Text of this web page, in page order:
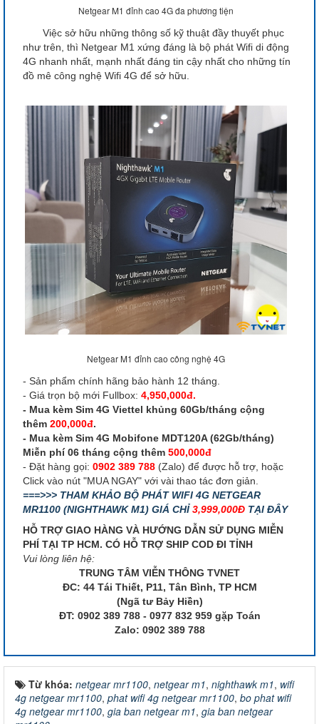
Netgear M1 đỉnh cao 4G đa phương tiện
Việc sở hữu những thông số kỹ thuật đầy thuyết phục
như trên, thì Netgear M1 xứng đáng là bộ phát Wifi di động
4G nhanh nhất, mạnh nhất đáng tin cậy nhất cho những tín
đồ mê công nghệ Wifi 4G để sở hữu.
Netgear M1 đỉnh cao công nghệ 4G
- Sản phẩm chính hãng bảo hành 12 tháng.
- Giá trọn bộ mới Fullbox: 4,950,000đ.
- Mua kèm Sim 4G Viettel khủng 60Gb/tháng cộng
thêm 200,000đ.
- Mua kèm Sim 4G Mobifone MDT120A (62Gb/tháng)
Miễn phí 06 tháng cộng thêm 500,000đ
- Đặt hàng gọi: 0902 389 788 (Zalo) để được hỗ trợ, hoặc
Click vào nút "MUA NGAY" với vài thao tác đơn giản.
===>>> THAM KHẢO BỘ PHÁT WIFI 4G NETGEAR
MR1100 (NIGHTHAWK M1) GIÁ CHỈ3,999,000Đ TẠI ĐÂY
HỖ TRỢ GIAO HÀNG VÀ HƯỚNG DẪN SỬ DỤNG MIỄN
PHÍ TẠI TP HCM. CÓ HỖ TRỢ SHIP COD ĐI TỈNH
Vui lòng liên hệ:
TRUNG TÂM VIỄN THÔNG TVNET
ĐC: 44 Tái Thiết, P11, Tân Bình, TP HCM
(Ngã tư Bảy Hiền)
ĐT: 0902 389 788 - 0977 832 959 gặp Toán
Zalo: 0902 389 788
Từ khóa: netgear mr1100, netgear m1, nighthawk m1, wifi
4g netgear mr1100, phat wifi 4g netgear mr1100, bo phat wifi
4g netgear mr1100, gia ban netgear m1, gia ban netgear